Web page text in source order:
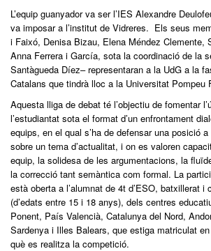
L’equip guanyador va ser l’IES Alexandre
va imposar a l’institut de Vidreres. Els seus
i Faixó, Denisa Bizau, Elena Méndez Clemente,
Anna Ferrera i García, sota la coordinació de la
Santàgueda Díez– representaran a la UdG a la
Catalans que tindrà lloc a la Universitat Pompeu
Aquesta lliga de debat té l’objectiu de fomentar
l’estudiantat sota el format d’un enfrontament
equips, en el qual s’ha de defensar una posició
sobre un tema d’actualitat, i on es valoren
equip, la solidesa de les argumentacions, la
la correcció tant semàntica com formal. La
està oberta a l’alumnat de 4t d’ESO, batxillerat i
(d’edats entre 15 i 18 anys), dels centres
Ponent, País Valencià, Catalunya del Nord,
Sardenya i Illes Balears, que estiga matriculat
què es realitza la competició.